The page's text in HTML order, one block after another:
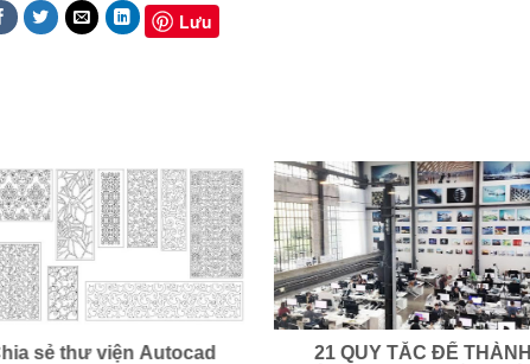
Lưu
sẻ thư viện Autocad
21 QUY TẮC ĐỂ THÀNH